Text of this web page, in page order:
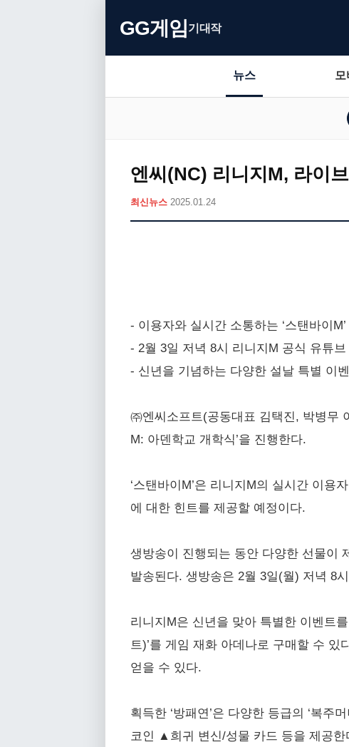
GG게임기대작
뉴스 모
엔씨(NC) 리니지M, 라이
최신뉴스 2025.01.24
- 이용자와 실시간 소통하는 ‘스탠바이
- 2월 3일 저녁 8시 리니지M 공식 유튜
- 신년을 기념하는 다양한 설날 특별 이
㈜엔씨소프트(공동대표 김택진, 박병무
M: 아덴학교 개학식’을 진행한다.
‘스탠바이M’은 리니지M의 실시간 이용
에 대한 힌트를 제공할 예정이다.
생방송이 진행되는 동안 다양한 선물이
발송된다. 생방송은 2월 3일(월) 저녁 8
리니지M은 신년을 맞아 특별한 이벤트
트)’를 게임 재화 아데나로 구매할 수 있
얻을 수 있다.
획득한 ‘방패연’은 다양한 등급의 ‘복
코인 ▲희귀 변신/성물 카드 등을 제공